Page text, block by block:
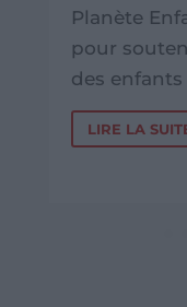
Planète
pour
des
LIRE LA